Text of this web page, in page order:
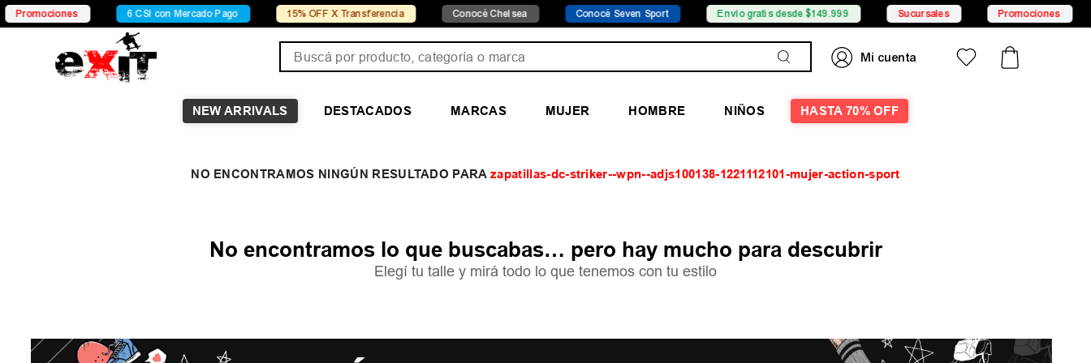
6 CSI con Mercado Pago 15% OFF X Transferencia Conocé Chelsea Conocé Seven Sport Envío gratis desde $149.999 Sucursales Promociones
NEW ARRIVALS DESTACADOS MARCAS MUJER HOMBRE NIÑOS HASTA 70% OFF
zapatillas-dc-striker--wpn--adjs100138-1221112101-mujer-action-sport
No encontramos lo que buscabas… pero hay mucho para descubrir
Elegí tu talle y mirá todo lo que tenemos con tu estilo